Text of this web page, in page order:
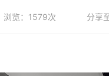
浏览：1579次 分享